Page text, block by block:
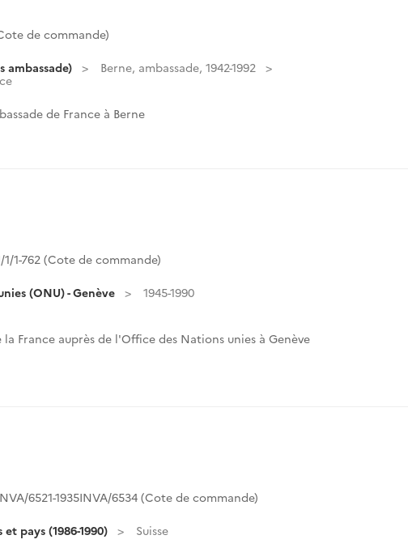
de commande)
ambassade)
Berne, ambassade, 1942-1992
de France à Berne
1/1-762 (Cote de commande)
(ONU) - Genève 1945-1990
France auprès de l'Office des Nations unies à Genève
6521-1935INVA/6534 (Cote de commande)
pays (1986-1990) Suisse